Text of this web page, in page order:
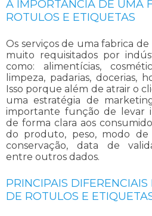
A IMPORTÂNCIA DE UMA
ROTULOS E ETIQUETAS
Os serviços de umafabrica
muito requisitados por
como: alimentícias,
limpeza, padarias, docerias,
Isso porque além de atrair o
uma estratégia de
importante função de levar
de forma clara aos
do produto, peso, modo de
conservação, data de
entre outros dados.
PRINCIPAIS
DE ROTULOS E